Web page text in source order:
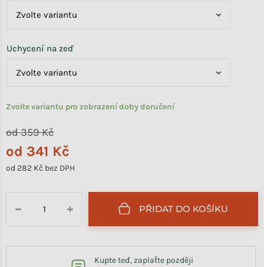
od 359 Kč
od 341 Kč
od 282 Kč bez DPH
Zvolte variantu pro zobrazení doby doručení
Uchycení na zeď
+
− PŘIDAT DO KOŠÍKU
Kupte teď, zaplaťte později